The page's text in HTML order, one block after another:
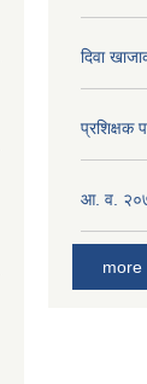
दिवा
प्रशिक्षक
आ. व.
more